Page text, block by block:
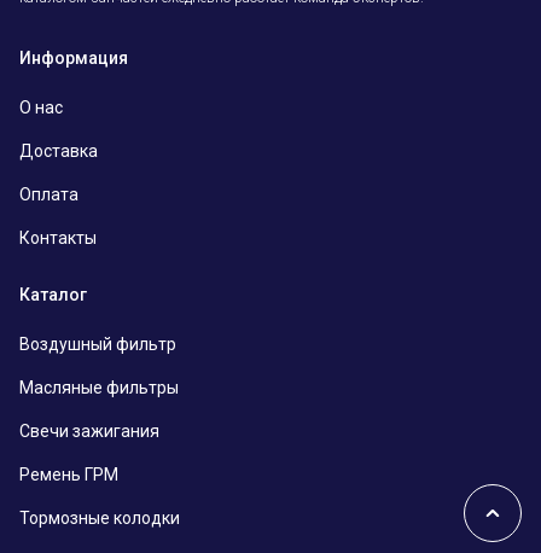
Информация
О нас
Доставка
Оплата
Контакты
Каталог
Воздушный фильтр
Масляные фильтры
Свечи зажигания
Ремень ГРМ
Тормозные колодки